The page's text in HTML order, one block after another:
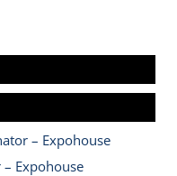
– Expohouse
Expohouse